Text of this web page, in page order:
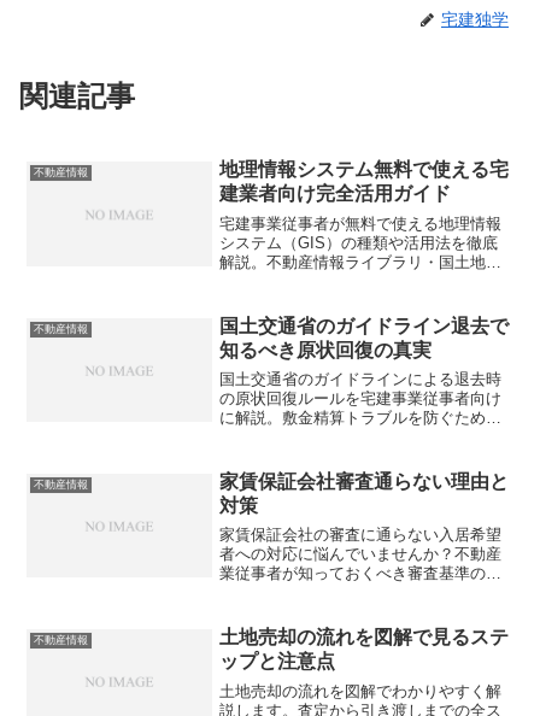
宅建独学
関連記事
不動産情報
地理情報システム無料で使える宅
建業者向け完全活用ガイド
宅建事業従事者が無料で使える地理情報
システム（GIS）の種類や活用法を徹底
解説。不動産情報ライブラリ・国土地理
でしょうか？
不動産情報
国土交通省のガイドライン退去で
知るべき原状回復の真実
国土交通省のガイドラインによる退去時
の原状回復ルールを宅建事業従事者向け
に解説。敷金精算トラブルを防ぐための
不動産情報
家賃保証会社審査通らない理由と
対策
家賃保証会社の審査に通らない入居希望
者への対応に悩んでいませんか？不動産
業従事者が知っておくべき審査基準の違
を高めるヒントが見つかるはずです。
不動産情報
土地売却の流れを図解で見るステ
ップと注意点
土地売却の流れを図解でわかりやすく解
説します。査定から引き渡しまでの全ス